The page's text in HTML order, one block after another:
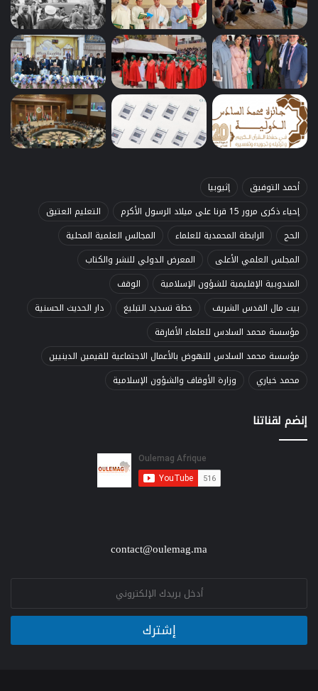
أحمد التوفيق
إثيوبيا
إحياء ذكرى مرور 15 قرنا على ميلاد الرسول الأكرم
التعليم العتيق
الحج
الرابطة المحمدية للعلماء
المجالس العلمية المحلية
المجلس العلمي الأعلى
المعرض الدولي للنشر والكتاب
المندوبية الإقليمية للشؤون الإسلامية
الوقف
بيت مال القدس الشريف
خطة تسديد التبليغ
دار الحديث الحسنية
مؤسسة محمد السادس للعلماء الأفارقة
مؤسسة محمد السادس للنهوض بالأعمال الاجتماعية للقيمين الدينيين
محمد خياري
وزارة الأوقاف والشؤون الإسلامية
إنضم لقناتنا
contact@oulemag.ma
a
i
l
*
إشترك